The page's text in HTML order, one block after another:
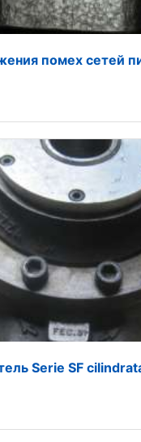
помех сетей
Serie SF